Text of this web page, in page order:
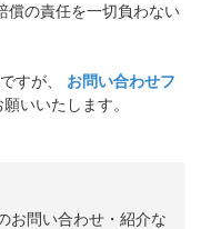
償の責任を一切負わない
すが、
お問い合わせフ
いいたします。
お問い合わせ・紹介な